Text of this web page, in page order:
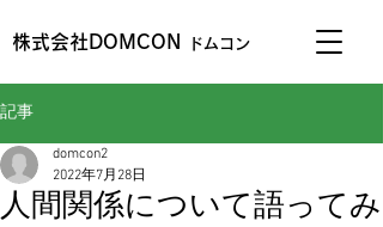
株式会社DOMCON ドムコン
記事
人間関係について語ってみ
domcon2
2022年7月28日